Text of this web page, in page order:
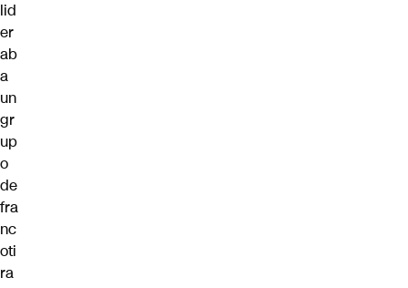
lid
er
ab
a
un
gr
up
o
de
fra
nc
oti
ra